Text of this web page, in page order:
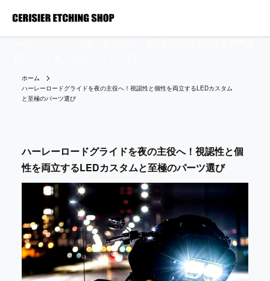
ホーム
ハーレーロードグライドを夜の主役へ！視認性と個性を両立するLEDカスタム
と至極のパーツ選び
ハーレーロードグライドを夜の主役へ！視認性と個
性を両立するLEDカスタムと至極のパーツ選び